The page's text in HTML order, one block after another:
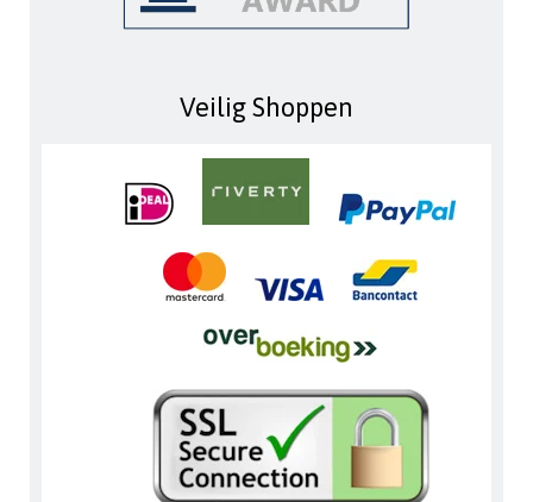
Veilig Shoppen